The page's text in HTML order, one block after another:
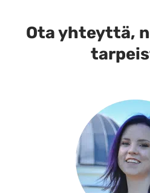
Ota yhteyttä,